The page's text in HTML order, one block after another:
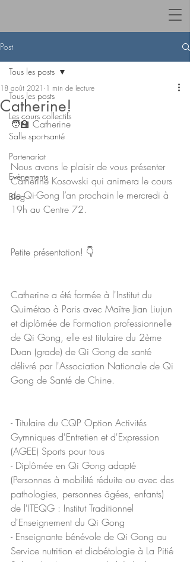
Post
Tous les posts
Les cours collectifs
Salle sport-santé
Partenariat
Evènements
Blog
Tous les posts
Catherine!
18 août 2021 1 min de lecture
🧑‍🏫 Catherine
Nous avons le plaisir de vous présenter
Catherine Kosowski qui animera le cours
de Qi-Gong l’an prochain le mercredi à
19h au Centre 72.
Petite présentation! 👇
Catherine a été formée à l'Institut du
Quimétao à Paris avec Maître Jian Liujun
et diplômée de Formation professionnelle
de Qi Gong, elle est titulaire du 2ème
Duan (grade) de Qi Gong de santé
délivré par l'Association Nationale de Qi
Gong de Santé de Chine.
- Titulaire du CQP Option Activités
Gymniques d'Entretien et d'Expression
(AGEE) Sports pour tous
- Diplômée en Qi Gong adapté
(Personnes à mobilité réduite ou avec des
pathologies, personnes âgées, enfants)
de l'ITEQG : Institut Traditionnel
d'Enseignement du Qi Gong
- Enseignante bénévole de Qi Gong au
Service nutrition et diabétologie à La Pitié